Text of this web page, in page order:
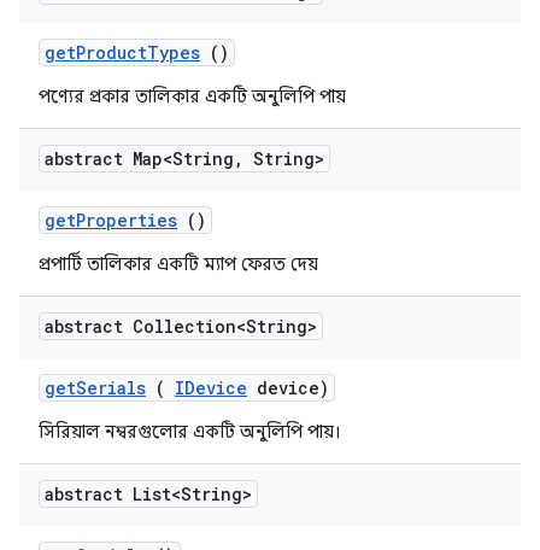
getProductTypes ()
পণ্যের প্রকার তালিকার একটি অনুলিপি পায়
abstract Map<String , String>
getProperties ()
প্রপার্টি তালিকার একটি ম্যাপ ফেরত দেয়
abstract Collection<String>
getSerials ( IDevice device)
সিরিয়াল নম্বরগুলোর একটি অনুলিপি পায়।
abstract List<String>